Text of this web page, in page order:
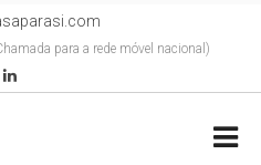
para a rede móvel nacional)